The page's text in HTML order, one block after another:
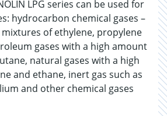
LPG series can be used for
hydrocarbon chemical gases –
of ethylene, propylene
gases with a high amount
natural gases with a high
and ethane, inert gas such as
and other chemical gases